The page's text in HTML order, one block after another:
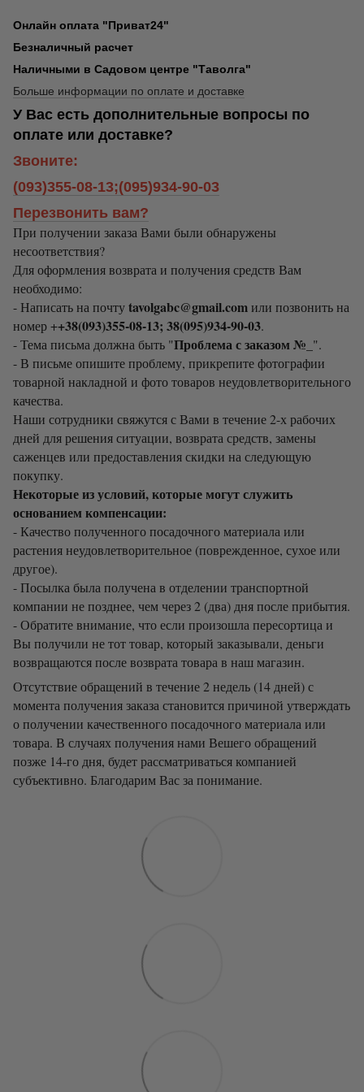
Онлайн оплата "Приват24"
Безналичный расчет
Наличными в Садовом центре "Таволга"
Больше информации по оплате и доставке
У Вас есть дополнительные вопросы по
оплате или доставке?
Звоните:
(093)355-08-13;(095)934-90-03
Перезвонить вам?
При получении заказа Вами были обнаружены
несоответствия?
Для оформления возврата и получения средств Вам
необходимо:
- Написать на почтуtavolgabc@gmail.comили позвонить на
номер ++38(093)355-08-13; 38(095)934-90-03.
- Тема письма должна быть "Проблема с заказом №_ ".
- В письме опишите проблему, прикрепите фотографии
товарной накладной и фото товаров неудовлетворительного
качества.
Наши сотрудники свяжутся с Вами в течение 2-х рабочих
дней для решения ситуации, возврата средств, замены
саженцев или предоставления скидки на следующую
покупку.
Некоторые из условий, которые могут служить
основанием компенсации:
- Качество полученного посадочного материала или
растения неудовлетворительное (поврежденное, сухое или
другое).
- Посылка была получена в отделении транспортной
компании не позднее, чем через 2 (два) дня после прибытия.
- Обратите внимание, что если произошла пересортица и
Вы получили не тот товар, который заказывали, деньги
возвращаются после возврата товара в наш магазин.
Отсутствие обращений в течение 2 недель (14 дней) с
момента получения заказа становится причиной утверждать
о получении качественного посадочного материала или
товара. В случаях получения нами Вешего обращений
позже 14-го дня, будет рассматриваться компанией
субъективно. Благодарим Вас за понимание.